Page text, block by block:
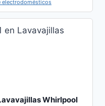
electrodomésticos
Whirlpool